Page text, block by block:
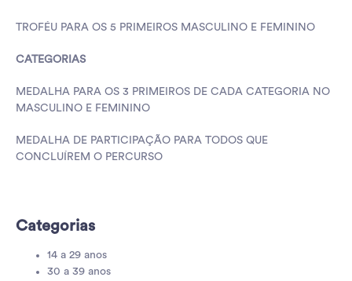
TROFÉU PARA OS 5 PRIMEIROS MASCULINO E FEMININO
CATEGORIAS
MEDALHA PARA OS 3 PRIMEIROS DE CADA CATEGORIA NO
MASCULINO E FEMININO
MEDALHA DE PARTICIPAÇÃO PARA TODOS QUE
CONCLUÍREM O PERCURSO
Categorias
14 a 29 anos
30 a 39 anos